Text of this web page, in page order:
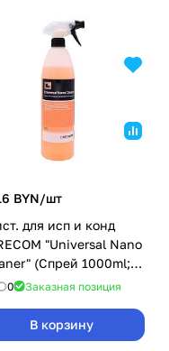
BYN/шт
для исп и конд
"Universal Nano
(Спрей 1000ml;
р-р, гот к прим)
0 Заказная позиция
В корзину